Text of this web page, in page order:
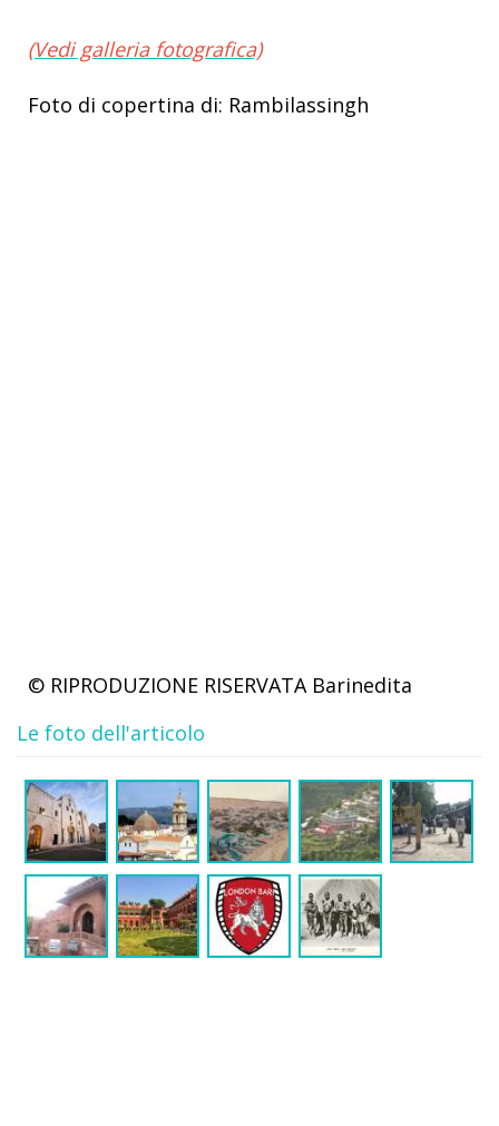
(Vedi galleria fotografica)
Foto di copertina di: Rambilassingh
© RIPRODUZIONE RISERVATA Barinedita
Le foto dell'articolo